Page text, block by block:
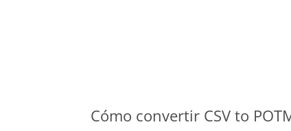
Cómo convertir CSV to